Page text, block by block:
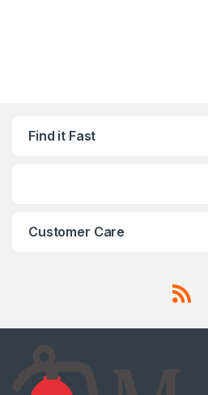
Find it Fast
Customer Care